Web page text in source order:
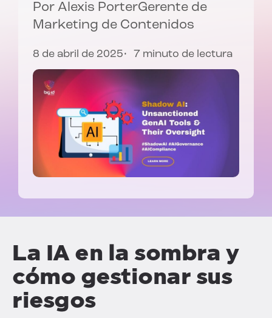
Por Alexis PorterGerente de
Marketing de Contenidos
8 de abril de 2025 7 minuto de lectura
La IA en la sombra y
cómo gestionar sus
riesgos